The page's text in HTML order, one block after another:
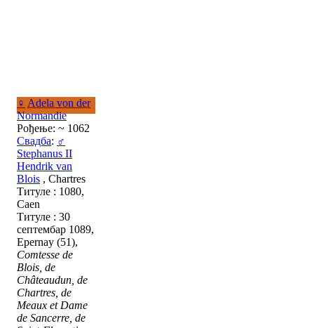
♀ Adela von der
Normandie
Рођење: ~ 1062
Свадба: ♂
Stephanus II
Hendrik van
Blois , Chartres
Титуле : 1080,
Caen
Титуле : 30
септембар 1089,
Epernay (51),
Comtesse de
Blois, de
Châteaudun, de
Chartres, de
Meaux et Dame
de Sancerre, de